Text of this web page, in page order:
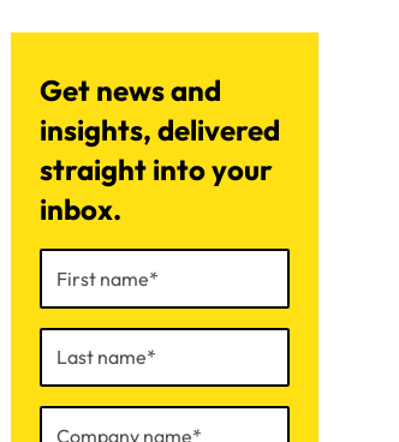
Get news and
insights, delivered
straight into your
inbox.